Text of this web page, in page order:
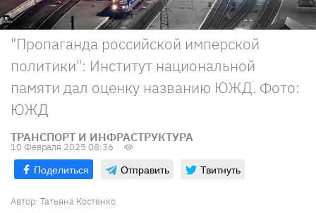
"Пропаганда российской имперской
политики": Институт национальной
памяти дал оценку названию ЮЖД. Фото:
ЮЖД
ТРАНСПОРТ И ИНФРАСТРУКТУРА
10 Февраля 2025 08:36
Поделиться Отправить Твитнуть
Автор: Татьяна Костенко